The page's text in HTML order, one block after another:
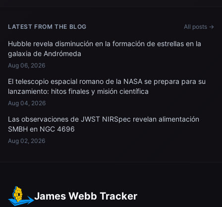
LATEST FROM THE BLOG All posts →
Hubble revela disminución en la formación de estrellas en la
galaxia de Andrómeda
Aug 06, 2026
El telescopio espacial romano de la NASA se prepara para su
lanzamiento: hitos finales y misión científica
Aug 04, 2026
Las observaciones de JWST NIRSpec revelan alimentación
SMBH en NGC 4696
Aug 02, 2026
James Webb Tracker